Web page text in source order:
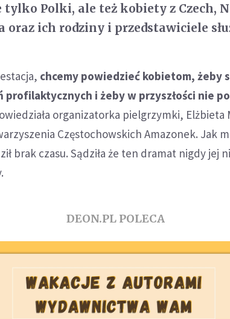
tylko Polki, ale też kobiety z Czech,
oraz ich rodziny i przedstawiciele
chcemy powiedzieć kobietom, żeby
profilaktycznych i żeby w przyszłości nie
organizatorka pielgrzymki, Elżbieta
Częstochowskich Amazonek. Jak
brak czasu. Sądziła że ten dramat nigdy jej
DEON.PL POLECA